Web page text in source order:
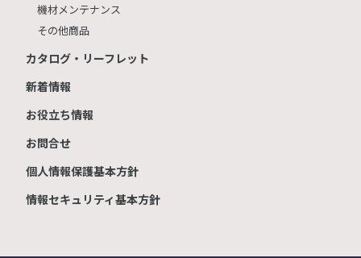
機材メンテナンス
その他商品
カタログ・リーフレット
新着情報
お役立ち情報
お問合せ
個人情報保護基本方針
情報セキュリティ基本方針